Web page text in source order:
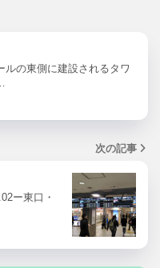
ルの東側に建設されるタワ
次の記事
ー東口・